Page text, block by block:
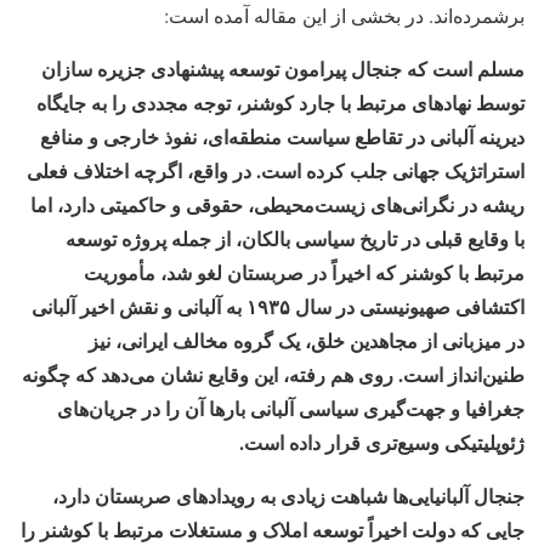
برشمرده‌اند. در بخشی از این مقاله آمده است:
مسلم است که جنجال پیرامون توسعه پیشنهادی جزیره سازان
توسط نهادهای مرتبط با جارد کوشنر، توجه مجددی را به جایگاه
دیرینه آلبانی در تقاطع سیاست منطقه‌ای، نفوذ خارجی و منافع
استراتژیک جهانی جلب کرده است. در واقع، اگرچه اختلاف فعلی
ریشه در نگرانی‌های زیست‌محیطی، حقوقی و حاکمیتی دارد، اما
با وقایع قبلی در تاریخ سیاسی بالکان، از جمله پروژه توسعه
مرتبط با کوشنر که اخیراً در صربستان لغو شد، مأموریت
اکتشافی صهیونیستی در سال ۱۹۳۵ به آلبانی و نقش اخیر آلبانی
در میزبانی از مجاهدین خلق، یک گروه مخالف ایرانی، نیز
طنین‌انداز است. روی هم رفته، این وقایع نشان می‌دهد که چگونه
جغرافیا و جهت‌گیری سیاسی آلبانی بارها آن را در جریان‌های
ژئوپلیتیکی وسیع‌تری قرار داده است.
جنجال آلبانیایی‌ها شباهت زیادی به رویدادهای صربستان دارد،
جایی که دولت اخیراً توسعه املاک و مستغلات مرتبط با کوشنر را